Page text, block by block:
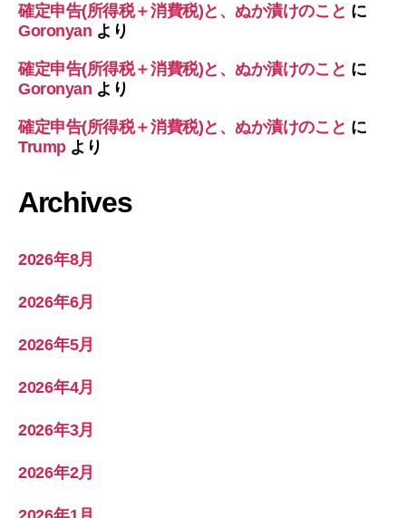
確定申告(所得税＋消費税)と、ぬか漬けのこと に
Goronyan より
確定申告(所得税＋消費税)と、ぬか漬けのこと に
Goronyan より
確定申告(所得税＋消費税)と、ぬか漬けのこと に
Trumpより
Archives
2026年8月
2026年6月
2026年5月
2026年4月
2026年3月
2026年2月